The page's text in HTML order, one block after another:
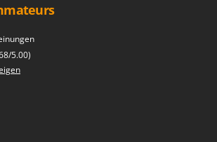
5.00)